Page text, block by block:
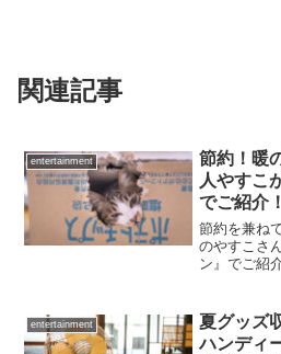
関連記事
entertainment
節約！暖
人やすこ
でご紹介！
節約を兼ね
のやすこさ
ン』でご紹
entertainment
夏グッズ
ハンディ